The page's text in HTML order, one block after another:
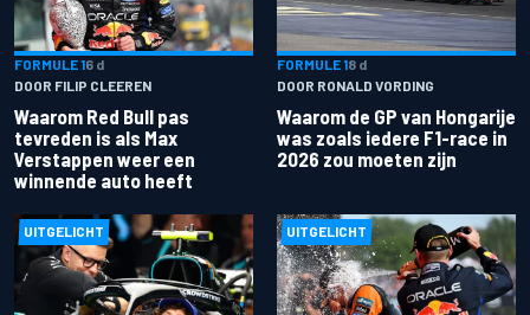
FORMULE 16 d
DOOR FILIP CLEEREN
Waarom Red Bull pas
tevreden is als Max
Verstappen weer een
winnende auto heeft
FORMULE 18 d
DOOR RONALD VORDING
Waarom de GP van Hongarije
was zoals iedere F1-race in
2026 zou moeten zijn
UITGELICHT UITGELICHT